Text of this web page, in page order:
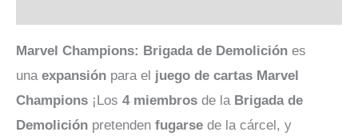
Marvel Champions: Brigada de Demolición es
una expansión para el juego de cartas Marvel
Champions ¡Los 4 miembros de la Brigada de
Demolición pretenden fugarse de la cárcel, y